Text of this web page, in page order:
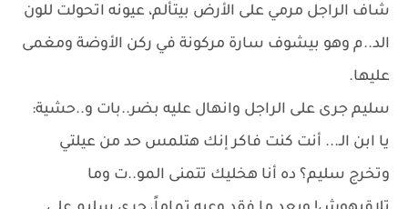
شاف الراجل مرمي على الأرض بيتألم، عيونه اتحولت للون
الد..م وهو بيشوف سارة مركونة في ركن الأوضة ومغمى
عليها.
سليم جرى على الراجل وانهال عليه بضر..بات و..حشية:
يا ابن الـ... أنت كنت فاكر إنك هتلمس حد من عيلتي
وتخرج سليم؟ ده أنا هخليك تتمنى المو..ت وما